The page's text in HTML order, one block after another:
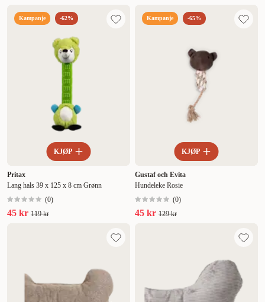
Kampanje -62%
KJØP
Pritax
Lang hals 39 x 125 x 8 cm Grønn
(0)
45 kr 119 kr
Kampanje -65%
KJØP
Gustaf och Evita
Hundeleke Rosie
(0)
45 kr 129 kr